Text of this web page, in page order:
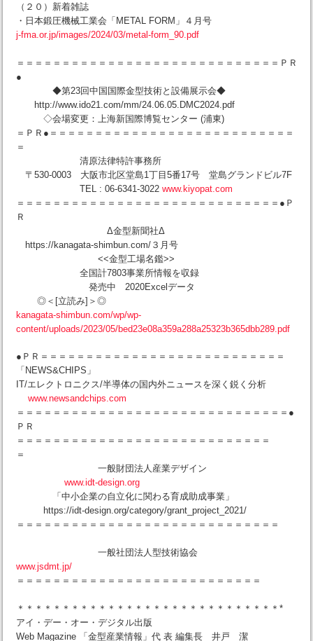
（２０）新着雑誌
・日本鍛圧機械工業会「METAL FORM」４月号
j-fma.or.jp/images/2024/03/metal-form_90.pdf
＝＝＝＝＝＝＝＝＝＝＝＝＝＝＝＝＝＝＝＝＝＝＝＝＝＝＝＝＝ＰＲ
●
◆第23回中国国際金型技術と設備展示会◆
http://www.ido21.com/mm/24.06.05.DMC2024.pdf
◇会場変更：上海新国際博覧センター (浦東)
＝ＰＲ●＝＝＝＝＝＝＝＝＝＝＝＝＝＝＝＝＝＝＝＝＝＝＝＝＝＝＝
＝
清原法律特許事務所
〒530-0003 大阪市北区堂島1丁目5番17号 堂島グランドビル7F
TEL : 06-6341-3022 www.kiyopat.com
＝＝＝＝＝＝＝＝＝＝＝＝＝＝＝＝＝＝＝＝＝＝＝＝＝＝＝＝＝●Ｐ
Ｒ
Δ金型新聞社Δ
https://kanagata-shimbun.com/３月号
<<金型工場名鑑>>
全国計7803事業所情報を収録
発売中 2020Excelデータ
◎＜[立読み]＞◎
kanagata-shimbun.com/wp/wp-
content/uploads/2023/05/bed23e08a359a288a25323b365dbb289.pdf
●ＰＲ＝＝＝＝＝＝＝＝＝＝＝＝＝＝＝＝＝＝＝＝＝＝＝＝＝＝＝
「NEWS&CHIPS」
IT/エレクトロニクス/半導体の国内外ニュースを深く鋭く分析
www.newsandchips.com
＝＝＝＝＝＝＝＝＝＝＝＝＝＝＝＝＝＝＝＝＝＝＝＝＝＝＝＝＝＝●
ＰＲ
＝＝＝＝＝＝＝＝＝＝＝＝＝＝＝＝＝＝＝＝＝＝＝＝＝＝＝＝
＝
一般財団法人産業デザイン
www.idt-design.org
「中小企業の自立化に関わる育成助成事業」
https://idt-design.org/category/grant_project_2021/
＝＝＝＝＝＝＝＝＝＝＝＝＝＝＝＝＝＝＝＝＝＝＝＝＝＝＝＝＝
一般社団法人型技術協会
www.jsdmt.jp/
＝＝＝＝＝＝＝＝＝＝＝＝＝＝＝＝＝＝＝＝＝＝＝＝＝＝＝
＊＊＊＊＊＊＊＊＊＊＊＊＊＊＊＊＊＊＊＊＊＊＊＊＊＊＊＊＊*
アイ・デー・オー・デジタル出版
Web Magazine 「金型産業情報」代 表 編集長 井戸 潔